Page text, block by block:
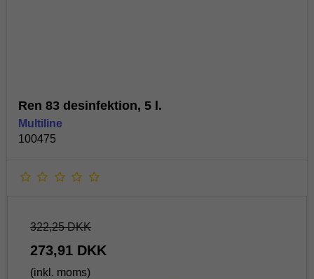
Ren 83 desinfektion, 5 l.
Multiline
100475
322,25 DKK
273,91 DKK
(inkl. moms)